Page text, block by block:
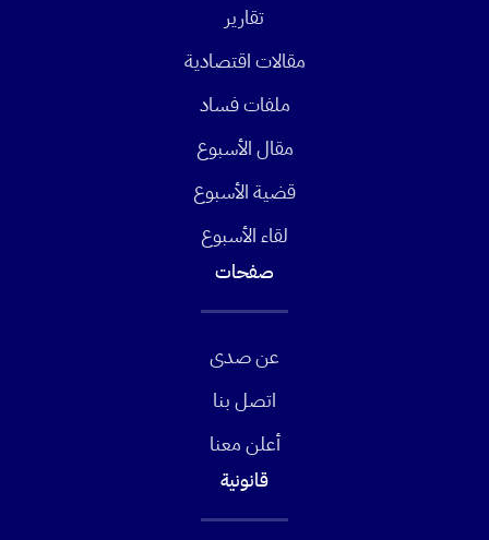
تقارير
مقالات اقتصادية
ملفات فساد
مقال الأسبوع
قضية الأسبوع
لقاء الأسبوع
صفحات
عن صدى
اتصل بنا
أعلن معنا
قانونية